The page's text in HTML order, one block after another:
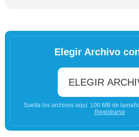
Elegir Archivo
ELEGIR
Suelta los archivos aquí. 100 MB de
Registrarse